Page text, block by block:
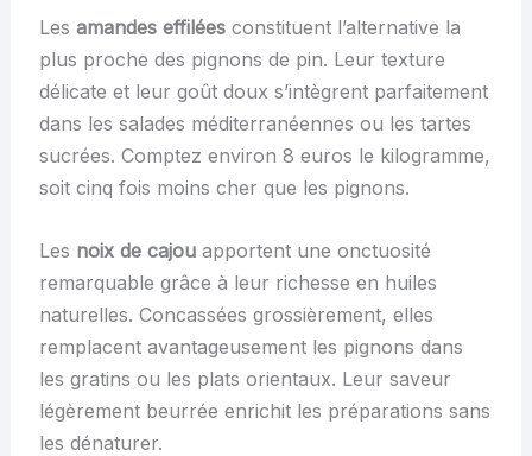
Les amandes effiléesconstituent l’alternative la
plus proche des pignons de pin. Leur texture
délicate et leur goût doux s’intègrent parfaitement
dans les salades méditerranéennes ou les tartes
sucrées. Comptez environ 8 euros le kilogramme,
soit cinq fois moins cher que les pignons.
Les noix de cajouapportent une onctuosité
remarquable grâce à leur richesse en huiles
naturelles. Concassées grossièrement, elles
remplacent avantageusement les pignons dans
les gratins ou les plats orientaux. Leur saveur
légèrement beurrée enrichit les préparations sans
les dénaturer.